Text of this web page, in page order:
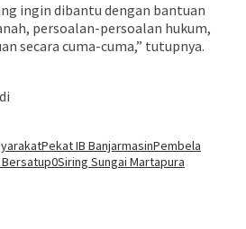
ingin dibantu dengan bantuan
persoalan-persoalan hukum,
secara cuma-cuma,” tutupnya.
Pekat IB BanjarmasinPembela
Bersatup0Siring Sungai Martapura